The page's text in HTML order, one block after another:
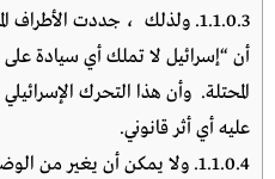
1.1.0.3. ولذلك ، جددت الأطراف
أن “إسرائيل لا تملك أي سيادة
المحتلة. وأن هذا التحرك
عليه أي أثر قانوني.
1.1.0.4. ولا يمكن أن يغير من